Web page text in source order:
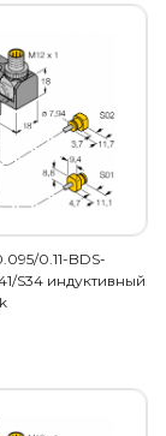
0.11-BDS-
S34 индуктивный